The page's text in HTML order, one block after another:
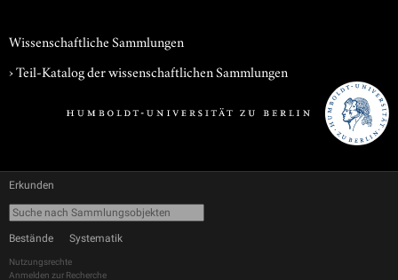
Wissenschaftliche Sammlungen
› Teil-Katalog der wissenschaftlichen Sammlungen
Erkunden
Bestände Systematik
Nutzungsrechte
Anmelden zur Recherche